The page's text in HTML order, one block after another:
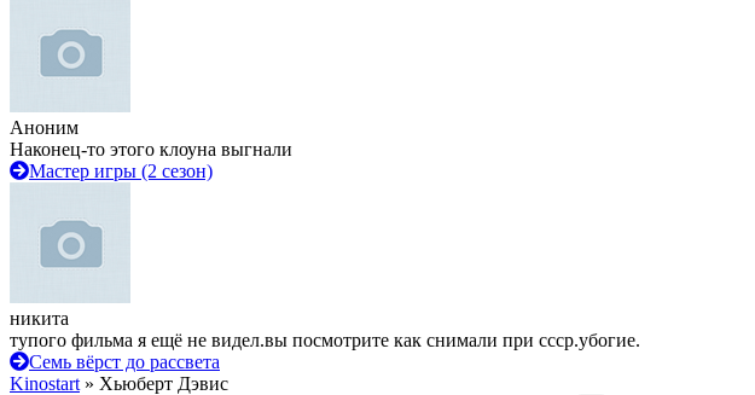
Аноним
Наконец-то этого клоуна выгнали
Мастер игры (2 сезон)
никита
тупого фильма я ещё не видел.вы посмотрите как снимали при ссср.убогие.
Семь вёрст до рассвета
Kinostart » Хьюберт Дэвис